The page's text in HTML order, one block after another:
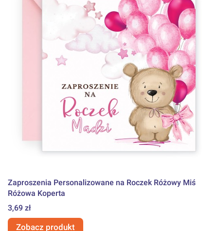
Zaproszenia Personalizowane na Roczek Różowy Miś
Różowa Koperta
Cena
3,69 zł
Zobacz produkt